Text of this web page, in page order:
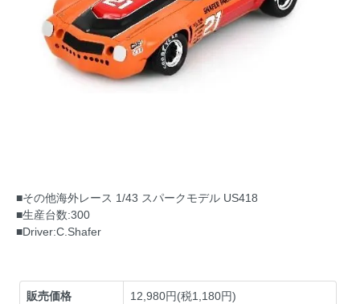
■その他海外レース 1/43 スパークモデル US418
■生産台数:300
■Driver:C.Shafer
販売価格 12,980円(税1,180円)